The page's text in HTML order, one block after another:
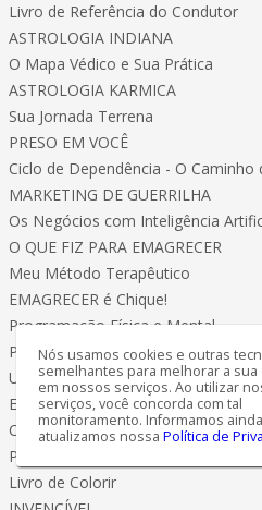
Nós usamos cookies e outras
semelhantes para melhorar a
em nossos serviços. Ao utilizar
serviços, você concorda com tal
monitoramento. Informamos
atualizamos nossa Política de
Livro de Referência do Condutor
ASTROLOGIA INDIANA
O Mapa Védico e Sua Prática
ASTROLOGIA KARMICA
Sua Jornada Terrena
PRESO EM VOCÊ
Ciclo de Dependência - O Caminho
MARKETING DE GUERRILHA
Os Negócios com Inteligência
O QUE FIZ PARA EMAGRECER
Meu Método Terapêutico
EMAGRECER é Chique!
Programação Física e Mental
PLANO de Emagrecimento
Um estilo de Vida Saudável
EMAGRECER
Coragem, Ousadia e Conquista
Pássaros Encantados da AMAZÔNIA
Livro de Colorir